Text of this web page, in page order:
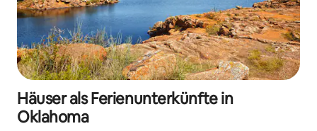
Häuser als Ferienunterkünfte in
Oklahoma